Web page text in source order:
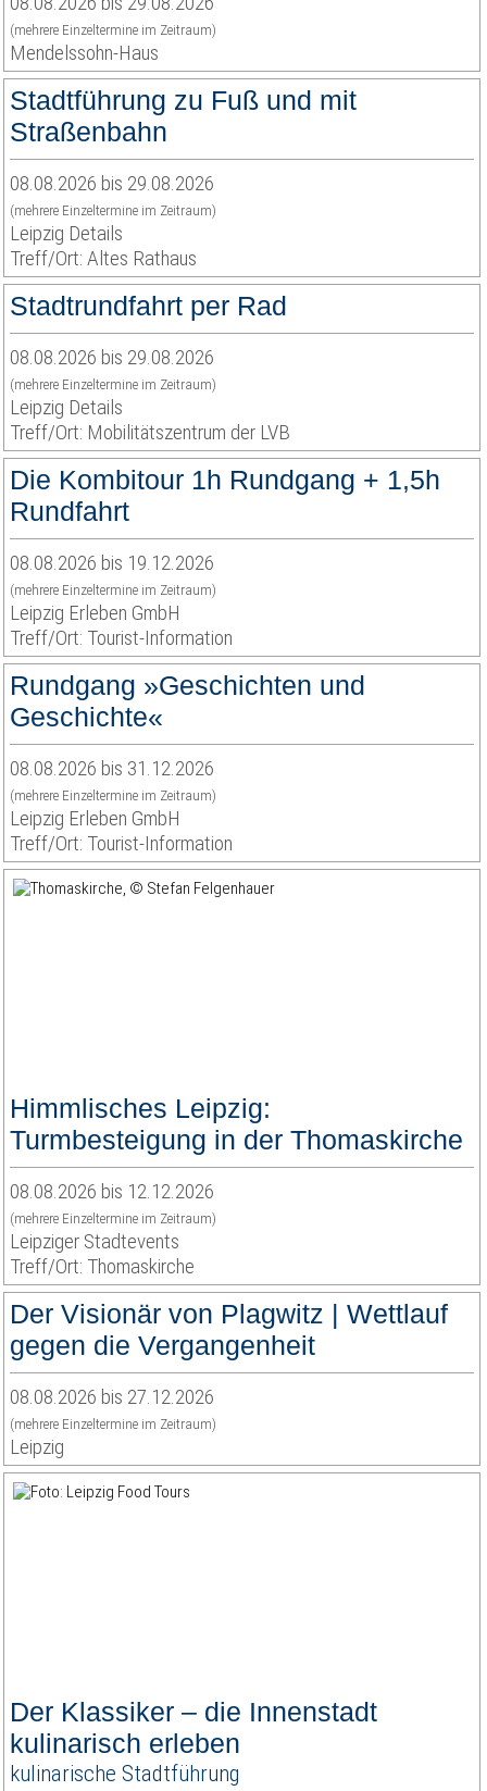
(mehrere Einzeltermine im Zeitraum)
Mendelssohn-Haus
Stadtführung zu Fuß und mit
Straßenbahn
08.08.2026 bis 29.08.2026
(mehrere Einzeltermine im Zeitraum)
Leipzig Details
Treff/Ort: Altes Rathaus
Stadtrundfahrt per Rad
08.08.2026 bis 29.08.2026
(mehrere Einzeltermine im Zeitraum)
Leipzig Details
Treff/Ort: Mobilitätszentrum der LVB
Die Kombitour 1h Rundgang + 1,5h
Rundfahrt
08.08.2026 bis 19.12.2026
(mehrere Einzeltermine im Zeitraum)
Leipzig Erleben GmbH
Treff/Ort: Tourist-Information
Rundgang »Geschichten und
Geschichte«
08.08.2026 bis 31.12.2026
(mehrere Einzeltermine im Zeitraum)
Leipzig Erleben GmbH
Treff/Ort: Tourist-Information
Himmlisches Leipzig:
Turmbesteigung in der Thomaskirche
08.08.2026 bis 12.12.2026
(mehrere Einzeltermine im Zeitraum)
Leipziger Stadtevents
Treff/Ort: Thomaskirche
Der Visionär von Plagwitz | Wettlauf
gegen die Vergangenheit
08.08.2026 bis 27.12.2026
(mehrere Einzeltermine im Zeitraum)
Leipzig
Der Klassiker – die Innenstadt
kulinarisch erleben
kulinarische Stadtführung